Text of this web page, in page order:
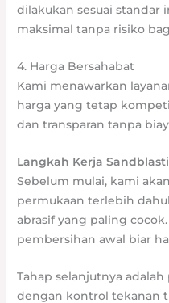
dilakukan sesuai standar
maksimal tanpa risiko
4. Harga Bersahabat
Kami menawarkan
harga yang tetap
dan transparan tanpa
Langkah Kerja
Sebelum mulai, kami
permukaan terlebih
abrasif yang paling
pembersihan awal biar
Tahap selanjutnya
dengan kontrol tekanan